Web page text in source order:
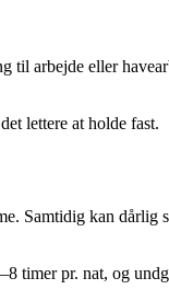
til arbejde eller
lettere at holde fast.
Samtidig kan dårlig
timer pr. nat, og